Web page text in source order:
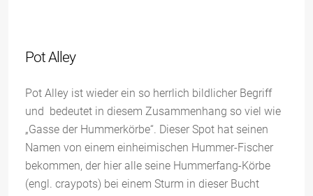
Pot Alley
Pot Alley ist wieder ein so herrlich bildlicher Begriff
und bedeutet in diesem Zusammenhang so viel wie
„Gasse der Hummerkörbe“. Dieser Spot hat seinen
Namen von einem einheimischen Hummer-Fischer
bekommen, der hier alle seine Hummerfang-Körbe
(engl. craypots) bei einem Sturm in dieser Bucht